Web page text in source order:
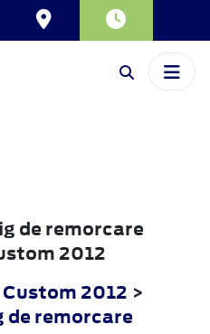
de remorcare
2012
2012 >
de remorcare